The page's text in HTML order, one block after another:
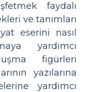
faydalı
ve tanımları
eserini nasıl
yardımcı
figürleri
yazılarına
yardımcı